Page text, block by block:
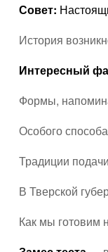
Совет:
История
Интересный
Формы,
Особого
Традиции
В Тверской
Как мы готовим